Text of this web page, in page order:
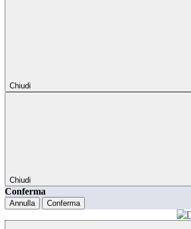
Chiudi
Chiudi
Conferma
Annulla Conferma